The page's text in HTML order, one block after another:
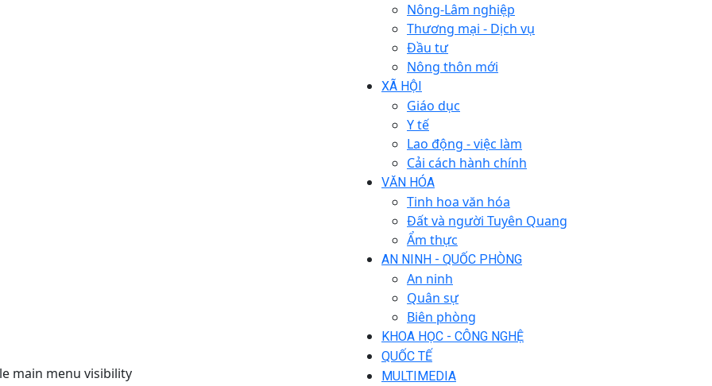
main menu visibility
Nông-Lâm nghiệp
Thương mại - Dịch vụ
Đầu tư
Nông thôn mới
XÃ HỘI
Giáo dục
Y tế
Lao động - việc làm
Cải cách hành chính
VĂN HÓA
Tinh hoa văn hóa
Đất và người Tuyên Quang
Ẩm thực
AN NINH - QUỐC PHÒNG
An ninh
Quân sự
Biên phòng
KHOA HỌC - CÔNG NGHỆ
QUỐC TẾ
MULTIMEDIA